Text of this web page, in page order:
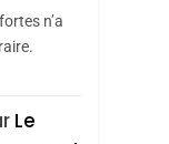
n’a
Le